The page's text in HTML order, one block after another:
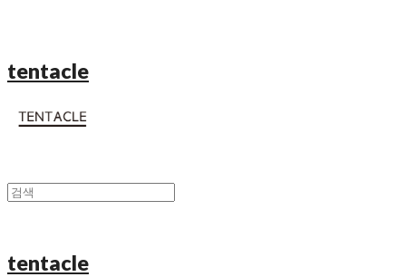
tentacle
tentacle